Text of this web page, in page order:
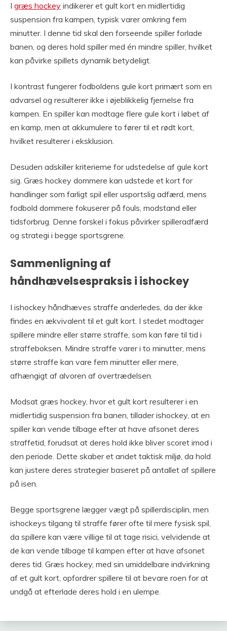
I græs hockey indikerer et gult kort en midlertidig
suspension fra kampen, typisk varer omkring fem
minutter. I denne tid skal den forseende spiller forlade
banen, og deres hold spiller med én mindre spiller, hvilket
kan påvirke spillets dynamik betydeligt.
I kontrast fungerer fodboldens gule kort primært som en
advarsel og resulterer ikke i øjeblikkelig fjernelse fra
kampen. En spiller kan modtage flere gule kort i løbet af
en kamp, men at akkumulere to fører til et rødt kort,
hvilket resulterer i eksklusion.
Desuden adskiller kriterierne for udstedelse af gule kort
sig. Græs hockey dommere kan udstede et kort for
handlinger som farligt spil eller usportslig adfærd, mens
fodbold dommere fokuserer på fouls, modstand eller
tidsforbrug. Denne forskel i fokus påvirker spilleradfærd
og strategi i begge sportsgrene.
Sammenligning af
håndhævelsespraksis i ishockey
I ishockey håndhæves straffe anderledes, da der ikke
findes en ækvivalent til et gult kort. I stedet modtager
spillere mindre eller større straffe, som kan føre til tid i
straffeboksen. Mindre straffe varer i to minutter, mens
større straffe kan vare fem minutter eller mere,
afhængigt af alvoren af overtrædelsen.
Modsat græs hockey, hvor et gult kort resulterer i en
midlertidig suspension fra banen, tillader ishockey, at en
spiller kan vende tilbage efter at have afsonet deres
straffetid, forudsat at deres hold ikke bliver scoret imod i
den periode. Dette skaber et andet taktisk miljø, da hold
kan justere deres strategier baseret på antallet af spillere
på isen.
Begge sportsgrene lægger vægt på spillerdisciplin, men
ishockeys tilgang til straffe fører ofte til mere fysisk spil,
da spillere kan være villige til at tage risici, velvidende at
de kan vende tilbage til kampen efter at have afsonet
deres tid. Græs hockey, med sin umiddelbare indvirkning
af et gult kort, opfordrer spillere til at bevare roen for at
undgå at efterlade deres hold i en ulempe.